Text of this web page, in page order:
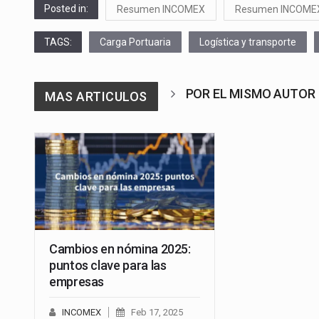
Posted in: Resumen INCOMEX Resumen
TAGS: Carga Portuaria Logística y transporte
MAS ARTICULOS POR EL MISMO AUTOR
Cambios en nómina 2025:
puntos clave para las
empresas
INCOMEX Feb 17, 2025